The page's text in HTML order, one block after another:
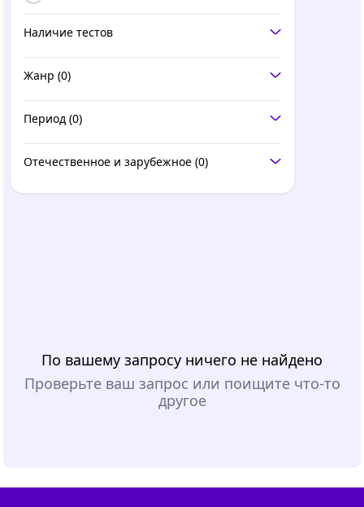
Наличие тестов
Жанр (0)
Период (0)
Отечественное и зарубежное (0)
По вашему запросу ничего не найдено
Проверьте ваш запрос или поищите что-то
другое